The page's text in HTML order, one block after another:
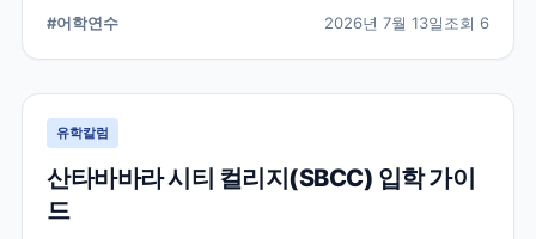
다.
#어학연수 2026년 7월 13일조회 6
유학칼럼
산타바바라 시티 컬리지(SBCC) 입학 가이
드